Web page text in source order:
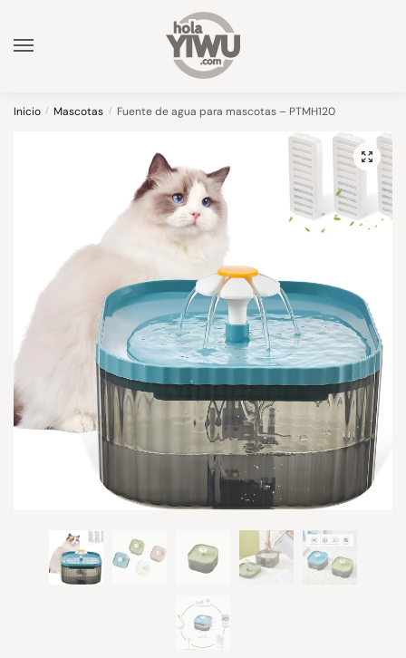
navigation
content
Inicio / Mascotas / Fuente de agua para mascotas – PTMH120